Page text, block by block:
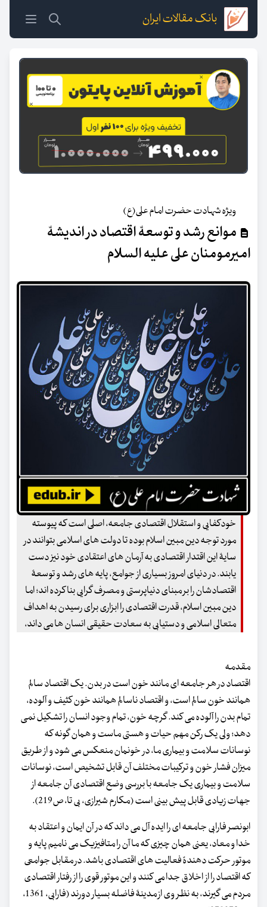
بانک مقالات ایران
ویژه شهادت حضرت امام علی(ع)
موانع رشد و توسعۀ اقتصاد در اندیشۀ
امیرمومنان علی علیه السلام
خودکفایی و استقلال اقتصادی جامعه، اصلی است که پیوسته
مورد توجه دین مبین اسلام بوده تا دولت های اسلامی بتوانند در
سایۀ این اقتدار اقتصادی به آرمان های اعتقادی خود نیز دست
یابند. در دنیای امروز بسیاری از جوامع، پایه های رشد و توسعۀ
اقتصادشان را بر مبنای دنیاپرستی و مصرف گرایی بنا کرده اند؛ اما
دین مبین اسلام، قدرت اقتصادی را ابزاری برای رسیدن به اهداف
متعالی اسلامی و دستیابی به سعادت حقیقی انسان ها می داند،
مقدمه
اقتصاد در هر جامعه ای مانند خون است در بدن. یک اقتصاد سالم
همانند خون سالم است، و اقتصاد ناسالم همانند خون کثیف و آلوده،
تمام بدن را آلوده می کند. گرچه خون، تمام وجود انسان را تشکیل نمی
دهد؛ ولی یک رکن مهم حیات و هستی ماست و همان گونه که
نوسانات سلامت و بیماری ما، در خونمان منعکس می شود و از طریق
میزان فشار خون و ترکیبات مختلف آن قابل تشخیص است، نوسانات
سلامت و بیماری یک جامعه با بررسی وضع اقتصادی آن جامعه از
جهات زیادی قابل پیش بینی است (مکارم شیرازی، بی تا، ص219).
ابونصر فارابی جامعه ای را ایده آل می داند که در آن ایمان و اعتقاد به
خدا و معاد، یعنی همان چیزی که ما آن را متافیزیک می نامیم پایه و
موتور حرکت دهندۀ فعالیت های اقتصادی باشد. در مقابل جوامعی
که اقتصاد را از اخلاق جدا می کنند و این موتور قوی را از رفتار اقتصادی
مردم می گیرند، به نظر وی از مدینۀ فاضله بسیار دورند (فارابی، 1361،